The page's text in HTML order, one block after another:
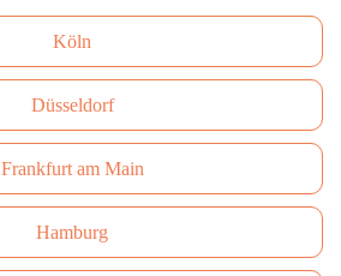
Köln
Düsseldorf
Frankfurt am Main
Hamburg